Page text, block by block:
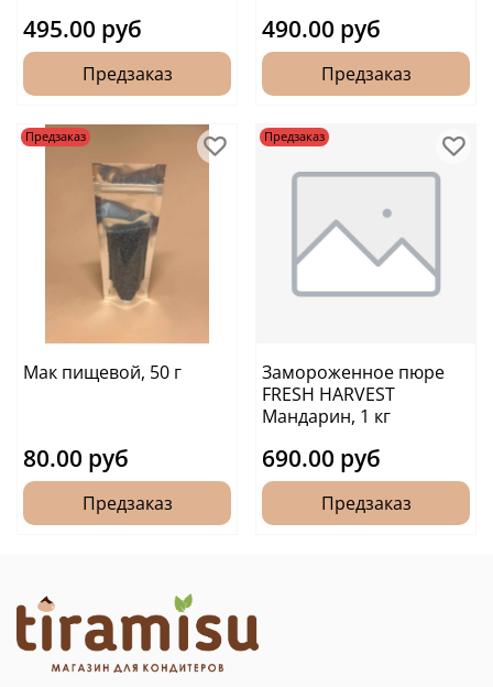
495.00 руб
Предзаказ
490.00 руб
Предзаказ
Предзаказ
Мак пищевой, 50 г
80.00 руб
Предзаказ
Предзаказ
Замороженное пюре
FRESH HARVEST
Мандарин, 1 кг
690.00 руб
Предзаказ